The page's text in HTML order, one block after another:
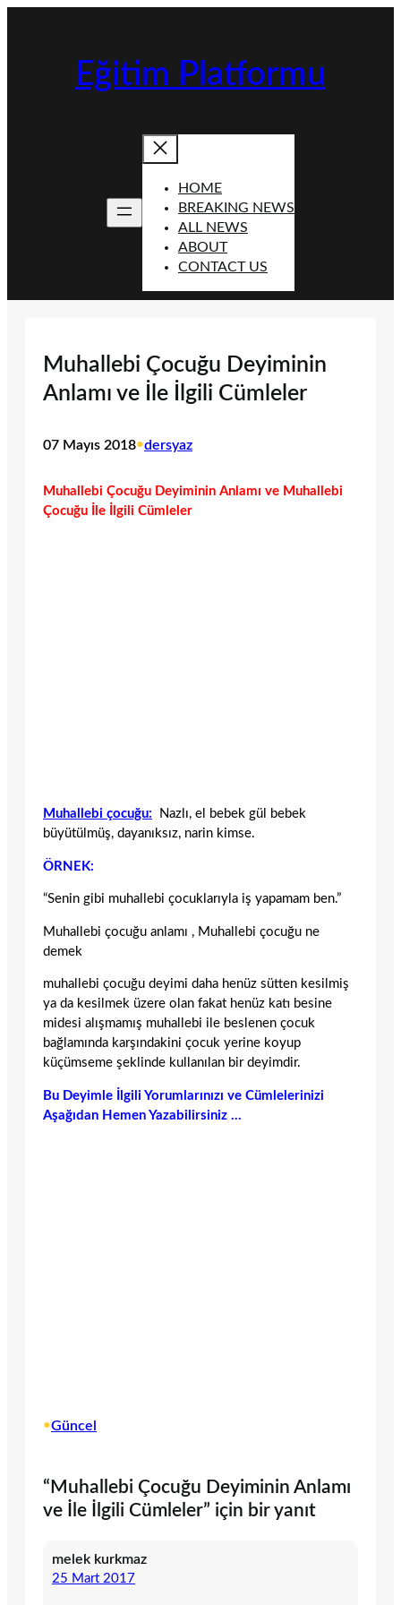
Eğitim Platformu
HOME
BREAKING NEWS
ALL NEWS
ABOUT
CONTACT US
Muhallebi Çocuğu Deyiminin
Anlamı ve İle İlgili Cümleler
07 Mayıs 2018•dersyaz
Muhallebi Çocuğu Deyiminin Anlamı ve Muhallebi
Çocuğu İle İlgili Cümleler
Muhallebi çocuğu:
Nazlı, el bebek gül bebek
büyütülmüş, dayanıksız, narin kimse.
ÖRNEK:
“Senin gibi muhallebi çocuklarıyla iş yapamam ben.”
Muhallebi çocuğu anlamı , Muhallebi çocuğu ne
demek
muhallebi çocuğu deyimi daha henüz sütten kesilmiş
ya da kesilmek üzere olan fakat henüz katı besine
midesi alışmamış muhallebi ile beslenen çocuk
bağlamında karşındakini çocuk yerine koyup
küçümseme şeklinde kullanılan bir deyimdir.
Bu Deyimle İlgili Yorumlarınızı ve Cümlelerinizi
Aşağıdan Hemen Yazabilirsiniz …
•Güncel
“Muhallebi Çocuğu Deyiminin Anlamı
ve İle İlgili Cümleler” için bir yanıt
melek kurkmaz
25 Mart 2017